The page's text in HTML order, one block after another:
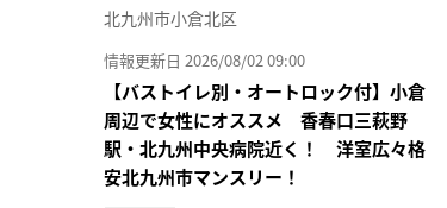
北九州市小倉北区
情報更新日 2026/08/02 09:00
【バストイレ別・オートロック付】小倉
周辺で女性にオススメ 香春口三萩野
駅・北九州中央病院近く！ 洋室広々格
安北九州市マンスリー！